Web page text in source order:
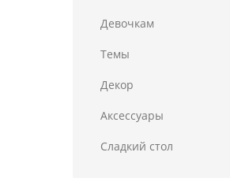
Девочкам
Темы
Декор
Аксессуары
Сладкий стол